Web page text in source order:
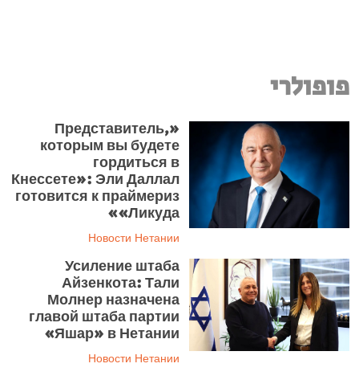
פופולרי
«Представитель,
которым вы будете
гордиться в
Кнессете»: Эли Даллал
готовится к праймериз
«Ликуда»
Новости Нетании
Усиление штаба
Айзенкота: Тали
Молнер назначена
главой штаба партии
«Яшар» в Нетании
Новости Нетании